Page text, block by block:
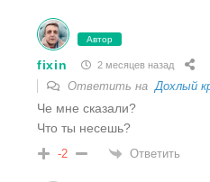
Автор
fixin 2 месяцев назад
Ответить на Дохлый
Че мне сказали?
Что ты несешь?
-2 Ответить